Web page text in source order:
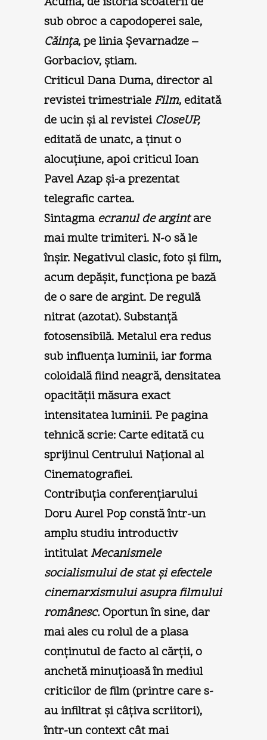
sub obroc a capodoperei sale,
Căința, pe linia Şevarnadze –
Gorbaciov, ştiam.
Criticul Dana Duma, director al
revistei trimestriale Film, editată
de ucin şi al revistei CloseUP,
editată de unatc, a ținut o
alocuțiune, apoi criticul Ioan
Pavel Azap şi-a prezentat
telegrafic cartea.
Sintagma ecranul de argintare
mai multe trimiteri. N-o să le
înşir. Negativul clasic, foto şi film,
acum depăşit, funcționa pe bază
de o sare de argint. De regulă
nitrat (azotat). Substanță
fotosensibilă. Metalul era redus
sub influența luminii, iar forma
coloidală fiind neagră, densitatea
opacității măsura exact
intensitatea luminii. Pe pagina
tehnică scrie: Carte editată cu
sprijinul Centrului Național al
Cinematografiei.
Contribuția conferențiarului
Doru Aurel Pop constă într-un
amplu studiu introductiv
intitulatMecanismele
socialismului de stat şi efectele
cinemarxismului asupra filmului
românesc.Oportun în sine, dar
mai ales cu rolul de a plasa
conținutul de facto al cărții, o
anchetă minuțioasă în mediul
criticilor de film (printre care s-
au infiltrat şi câțiva scriitori),
într-un context cât mai